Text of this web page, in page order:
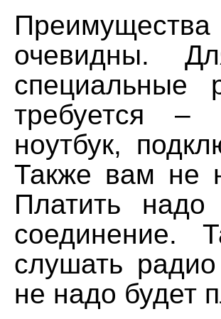
очевидны.
специальные
требуется –
ноутбук,
Также вам не
Платить надо
соединение.
слушать
не надо будет